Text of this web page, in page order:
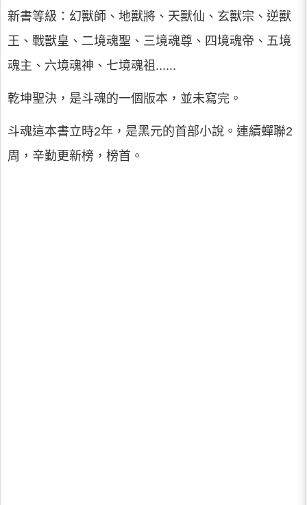
新書等級：幻獸師、地獸將、天獸仙、玄獸宗、逆獸
王、戰獸皇、二境魂聖、三境魂尊、四境魂帝、五境
魂主、六境魂神、七境魂祖......
乾坤聖決，是斗魂的一個版本，並未寫完。
斗魂這本書立時2年，是黑元的首部小說。連續蟬聯2
周，辛勤更新榜，榜首。